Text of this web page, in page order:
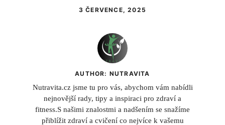
3 ČERVENCE, 2025
AUTHOR: NUTRAVITA
Nutravita.cz jsme tu pro vás, abychom vám nabídli
nejnovější rady, tipy a inspiraci pro zdraví a
fitness.S našimi znalostmi a nadšením se snažíme
přiblížit zdraví a cvičení co nejvíce k vašemu